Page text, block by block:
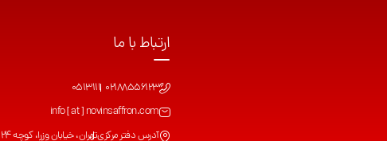
ارتباط با ما
02188556123
0513111
info [ at ] novinsaffron.com
آدرس دفتر مرکزیتهران، خیابان وزرا، کوچه 24، پلاک 4